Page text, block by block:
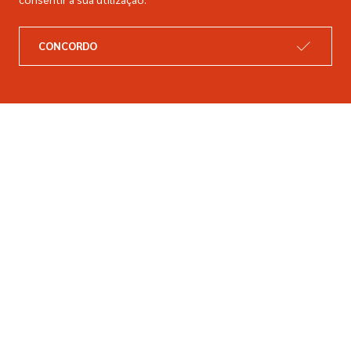
A DIMACER
Catálogo
CONCORDO